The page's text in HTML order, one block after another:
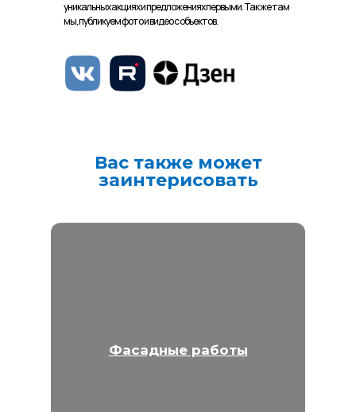
уникальных акциях и предложениях первыми. Так же там
мы, публикуем фото и видео с объектов.
Вас также может
заинтерисовать
Фасадные работы